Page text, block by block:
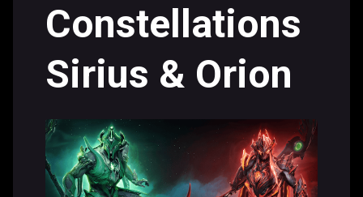
Constellations
Sirius & Orion